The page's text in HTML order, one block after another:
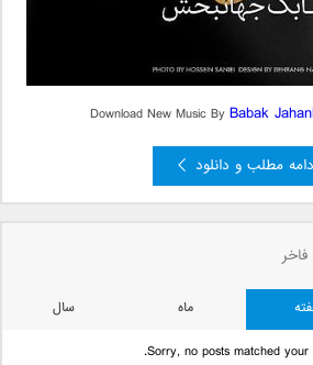
Download New Music ByBabak
مطلب و دانلود
ماه
سال
Sorry, no posts matched your